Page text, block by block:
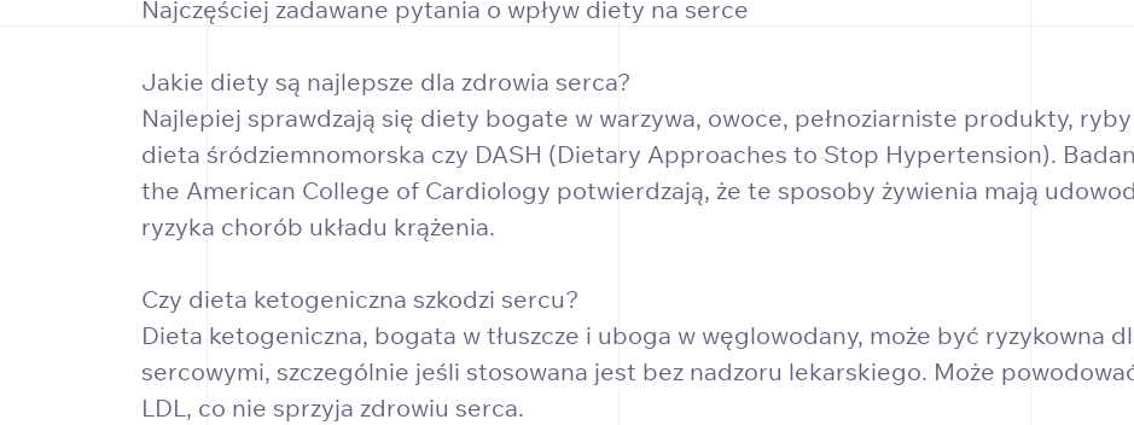
Najczęściej zadawane pytania o wpływ diety na serce
Jakie diety są najlepsze dla zdrowia serca?
Najlepiej sprawdzają się diety bogate w warzywa, owoce, pełnoziarniste produkty,
dieta śródziemnomorska czy DASH (Dietary Approaches to Stop Hypertension).
the American College of Cardiology potwierdzają, że te sposoby żywienia mają
ryzyka chorób układu krążenia.
Czy dieta ketogeniczna szkodzi sercu?
Dieta ketogeniczna, bogata w tłuszcze i uboga w węglowodany, może być ryzykowna
sercowymi, szczególnie jeśli stosowana jest bez nadzoru lekarskiego. Może
LDL, co nie sprzyja zdrowiu serca.